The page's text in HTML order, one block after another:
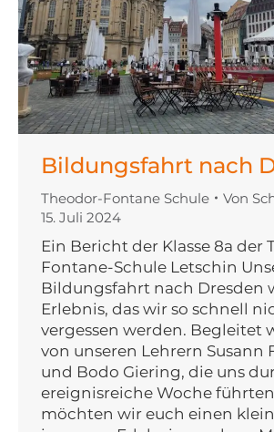
Bildungsfahrt nach
Theodor-Fontane Schule Von
15. Juli 2024
Ein Bericht der Klasse 8a der
Fontane-Schule Letschin
Bildungsfahrt nach Dresden
Erlebnis, das wir so schnell
vergessen werden. Begleitet
von unseren Lehrern Susann
und Bodo Giering, die uns
ereignisreiche Woche
möchten wir euch einen